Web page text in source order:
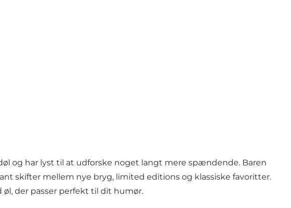
og har lyst til at udforske noget langt mere spændende. Baren
skifter mellem nye bryg, limited editions og klassiske favoritter.
der passer perfekt til dit humør.